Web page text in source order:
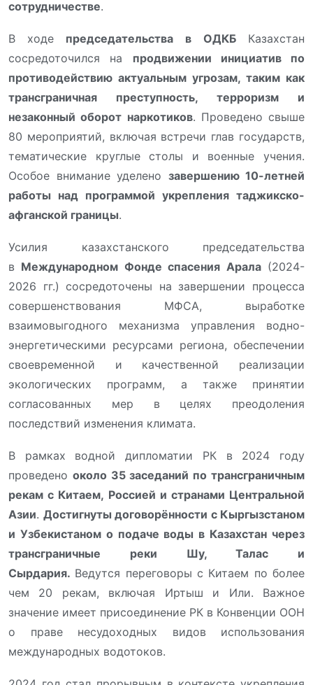
сотрудничестве.
В ходе председательства в ОДКБКазахстан
сосредоточился на продвижении инициатив по
противодействию актуальным угрозам, таким как
трансграничная преступность, терроризм и
незаконный оборот наркотиков. Проведено свыше
80 мероприятий, включая встречи глав государств,
тематические круглые столы и военные учения.
Особое внимание уделено завершению 10-летней
работы над программой укрепления таджикско-
афганской границы.
Усилия казахстанского председательства
в Международном Фонде спасения Арала(2024-
2026 гг.) сосредоточены на завершении процесса
совершенствования МФСА, выработке
взаимовыгодного механизма управления водно-
энергетическими ресурсами региона, обеспечении
своевременной и качественной реализации
экологических программ, а также принятии
согласованных мер в целях преодоления
последствий изменения климата.
В рамках водной дипломатии РК в 2024 году
проведено около 35 заседаний по трансграничным
рекам с Китаем, Россией и странами Центральной
Азии. Достигнуты договорённости с Кыргызстаном
и Узбекистаном о подаче воды в Казахстан через
трансграничные реки Шу, Талас и
Сырдария. Ведутся переговоры с Китаем по более
чем 20 рекам, включая Иртыш и Или. Важное
значение имеет присоединение РК в Конвенции ООН
о праве несудоходных видов использования
международных водотоков.